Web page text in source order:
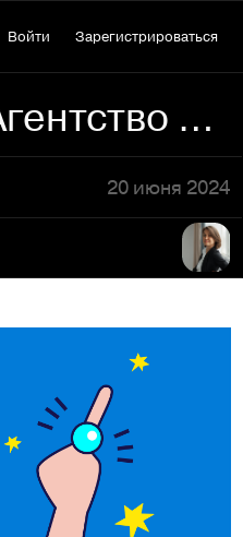
Войти Зарегистрироваться
"ЗАБАВА" / Агентство микро свадеб / Бренд-дизайн
20 июня 2024